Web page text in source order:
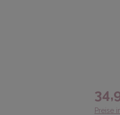
Preise